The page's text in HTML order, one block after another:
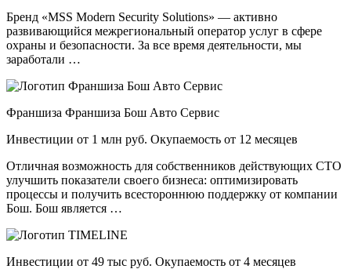
Бренд «MSS Modern Security Solutions» — активно
развивающийся межрегиональный оператор услуг в сфере
охраны и безопасности. За все время деятельности, мы
заработали …
Франшиза Франшиза Бош Авто Сервис
Инвестиции от 1 млн руб. Окупаемость от 12 месяцев
Отличная возможность для собственников действующих СТО
улучшить показатели своего бизнеса: оптимизировать
процессы и получить всестороннюю поддержку от компании
Бош. Бош является …
Инвестиции от 49 тыс руб. Окупаемость от 4 месяцев